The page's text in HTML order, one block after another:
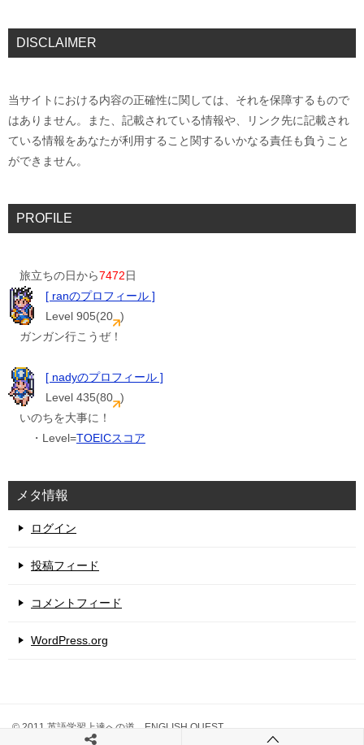
DISCLAIMER
当サイトにおける内容の正確性に関しては、それを保障するもので
はありません。また、記載されている情報や、リンク先に記載され
ている情報をあなたが利用すること関するいかなる責任も負うこと
ができません。
PROFILE
旅立ちの日から7472日
[ ranのプロフィール ]
Level 905(20 )
ガンガン行こうぜ！
[ nadyのプロフィール ]
Level 435(80 )
いのちを大事に！
・Level=TOEICスコア
メタ情報
ログイン
投稿フィード
コメントフィード
WordPress.org
© 2011 英語学習上達への道 ENGLISH QUEST